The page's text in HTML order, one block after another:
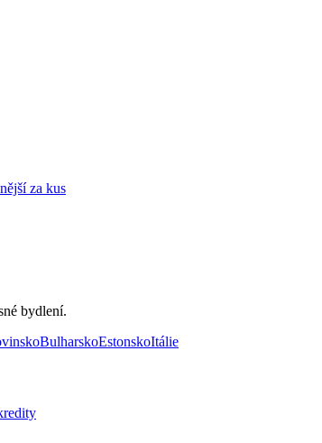
za kus
bydlení.
BulharskoEstonskoItálie